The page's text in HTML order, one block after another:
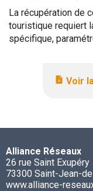
La récupération de
touristique requiert
spécifique,
Voir
Alliance Réseaux
26 rue Saint Exupéry
73300 Saint-Jean-
www.alliance-